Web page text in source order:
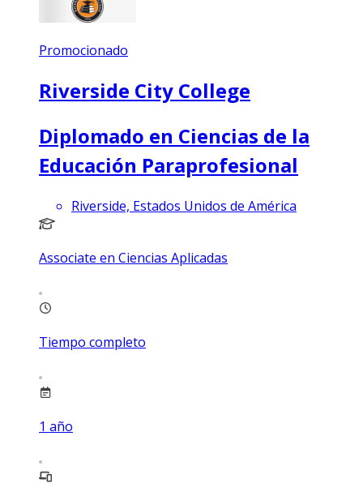
Promocionado
Riverside City College
Diplomado en Ciencias de la
Educación Paraprofesional
Riverside, Estados Unidos de América
Associate en Ciencias Aplicadas
Tiempo completo
1 año